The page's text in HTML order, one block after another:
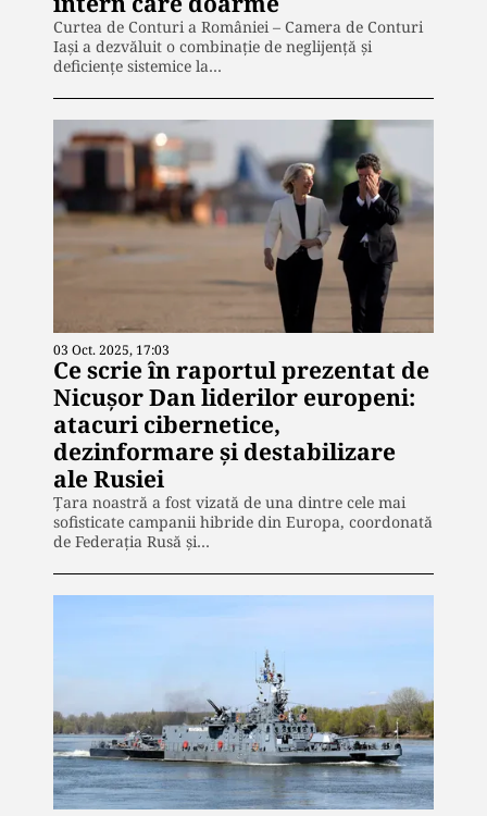
Curtea de Conturi a României – Camera de Conturi
Iași a dezvăluit o combinație de neglijență și
deficiențe sistemice la…
03 Oct. 2025, 17:03
Ce scrie în raportul prezentat de
Nicușor Dan liderilor europeni:
atacuri cibernetice,
dezinformare și destabilizare
ale Rusiei
Țara noastră a fost vizată de una dintre cele mai
sofisticate campanii hibride din Europa, coordonată
de Federația Rusă și…